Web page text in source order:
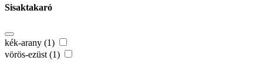
Sisaktakaró
kék-arany (1)
vörös-ezüst (1)